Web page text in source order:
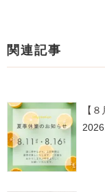
関連記事
【